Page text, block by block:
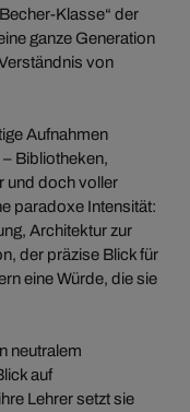
Klasse“ der
ganze Generation
von
Aufnahmen
Bibliotheken,
und doch voller
paradoxe Intensität:
Architektur zur
der präzise Blick für
eine Würde, die sie
neutralem
auf
Lehrer setzt sie